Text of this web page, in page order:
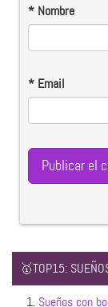
* Nombre
* Email
🥇TOP15:
1. Sueños con